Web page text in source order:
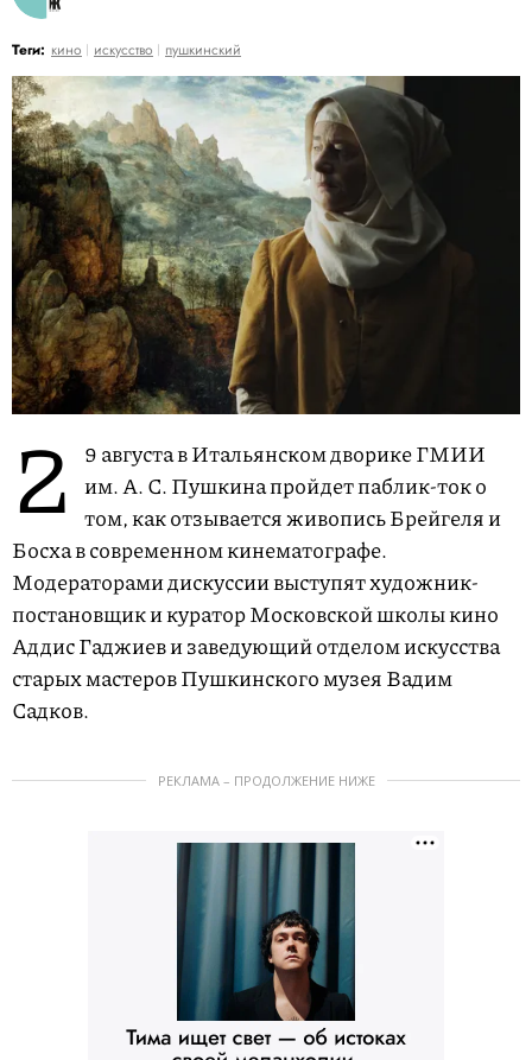
Теги: кино искусство пушкинский
2
9 августа в Итальянском дворике ГМИИ
им. А. С. Пушкина пройдет паблик-ток о
том, как отзывается живопись Брейгеля и
Босха в современном кинематографе.
Модераторами дискуссии выступят художник-
постановщик и куратор Московской школы кино
Аддис Гаджиев и заведующий отделом искусства
старых мастеров Пушкинского музея Вадим
Садков.
РЕКЛАМА – ПРОДОЛЖЕНИЕ НИЖЕ